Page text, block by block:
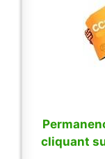
cliquant